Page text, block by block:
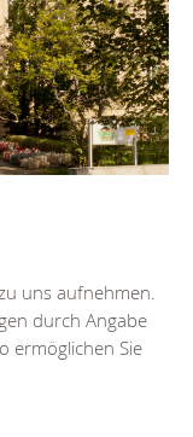
uns aufnehmen.
durch Angabe
ermöglichen Sie